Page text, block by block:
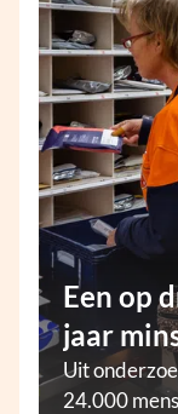
Een op
jaar
Uit
24.000